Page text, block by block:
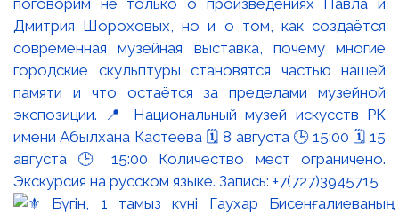
поговорим не только о произведениях Павла и
Дмитрия Шороховых, но и о том, как создаётся
современная музейная выставка, почему многие
городские скульптуры становятся частью нашей
памяти и что остаётся за пределами музейной
экспозиции. 📍 Национальный музей искусств РК
имени Абылхана Кастеева 🗓 8 августа 🕒 15:00 🗓 15
августа 🕒 15:00 Количество мест ограничено.
Экскурсия на русском языке. Запись: +7(727)3945715